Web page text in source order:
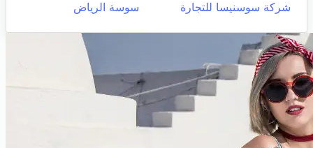
شركة سوسنيسا للتجارة
سوسة الرياض